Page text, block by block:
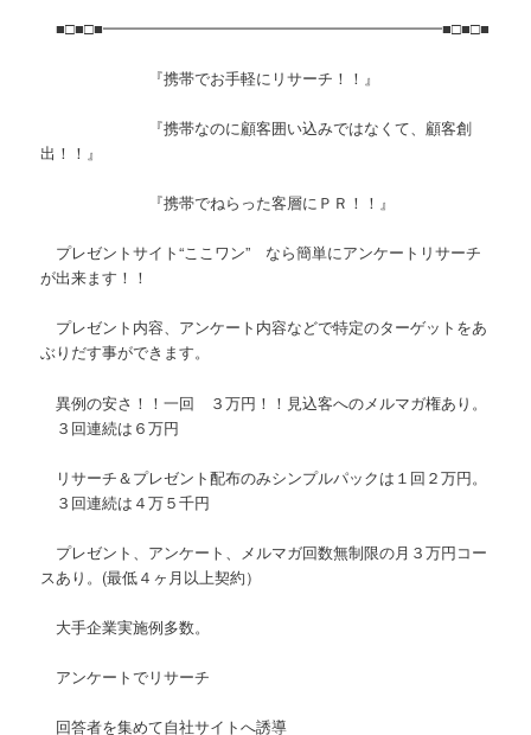
■□■□■━━━━━━━━━━━━━━━━━━━━━━■□■□■
『携帯でお手軽にリサーチ！！』
『携帯なのに顧客囲い込みではなくて、顧客創
出！！』
『携帯でねらった客層にＰＲ！！』
プレゼントサイト“ここワン” なら簡単にアンケートリサーチ
が出来ます！！
プレゼント内容、アンケート内容などで特定のターゲットをあ
ぶりだす事ができます。
異例の安さ！！一回 ３万円！！見込客へのメルマガ権あり。
３回連続は６万円
リサーチ＆プレゼント配布のみシンプルパックは１回２万円。
３回連続は４万５千円
プレゼント、アンケート、メルマガ回数無制限の月３万円コー
スあり。(最低４ヶ月以上契約）
大手企業実施例多数。
アンケートでリサーチ
回答者を集めて自社サイトへ誘導